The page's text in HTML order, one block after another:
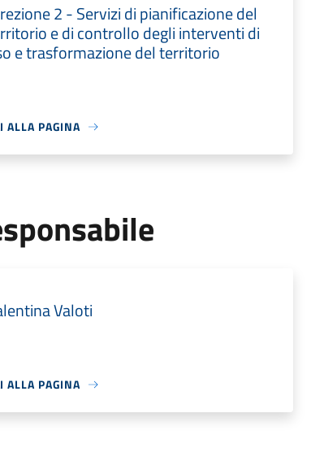
2 - Servizi di pianificazione del
e di controllo degli interventi di
e trasformazione del territorio
ALLA PAGINA
Valoti
ALLA PAGINA